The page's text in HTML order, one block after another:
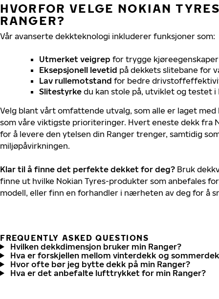
HVORFOR VELGE NOKIAN
RANGER?
Vår avanserte dekkteknologi inkluderer funksjoner som:
Utmerket veigrep for trygge
Eksepsjonell levetid på dekkets slitebane for
Lav rullemotstand for bedre
Slitestyrke du kan stole på, utviklet og testet i
Velg blant vårt omfattende utvalg, som alle er laget
som våre viktigste prioriteringer. Hvert eneste dekk fra
for å levere den ytelsen din Ranger trenger, samtidig
miljøpåvirkningen.
Klar til å finne det perfekte dekket for deg? Bruk
finne ut hvilke Nokian Tyres-produkter som anbefales
modell, eller finn en forhandler i nærheten av deg for å
FREQUENTLY ASKED QUESTIONS
Hvilken dekkdimensjon bruker min Ranger?
Hva er forskjellen mellom vinterdekk og
Hvor ofte bør jeg bytte dekk på min Ranger?
Hva er det anbefalte lufttrykket for min Ranger?